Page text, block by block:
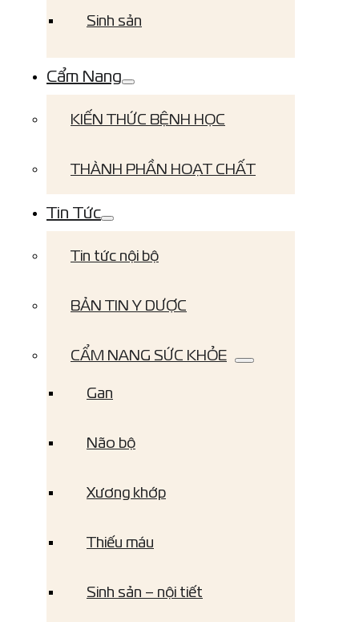
Sinh sản
Cẩm Nang
KIẾN THỨC BỆNH HỌC
THÀNH PHẦN HOẠT CHẤT
Tin Tức
Tin tức nội bộ
BẢN TIN Y DƯỢC
CẨM NANG SỨC KHỎE
Gan
Não bộ
Xương khớp
Thiếu máu
Sinh sản – nội tiết